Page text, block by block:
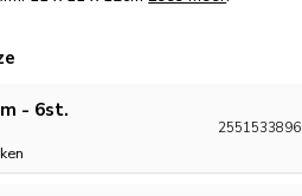
- 6st.
2551533896